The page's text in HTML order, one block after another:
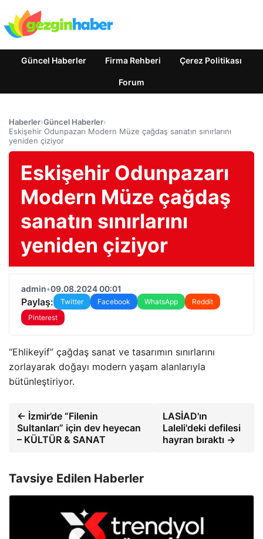
Güncel Haberler Firma Rehberi Çerez Politikası
Forum
Haberler›Güncel Haberler›
Eskişehir Odunpazarı Modern Müze çağdaş sanatın sınırlarını
yeniden çiziyor
Eskişehir Odunpazarı
Modern Müze çağdaş
sanatın sınırlarını
yeniden çiziyor
admin•09.08.2024 00:01
Paylaş: Twitter Facebook WhatsApp
Reddit
Pinterest
“Ehlikeyif” çağdaş sanat ve tasarımın sınırlarını
zorlayarak doğayı modern yaşam alanlarıyla
bütünleştiriyor.
← İzmir’de “Filenin
Sultanları” için dev heyecan
– KÜLTÜR & SANAT
LASİAD'ın
Laleli'deki defilesi
hayran bıraktı →
Tavsiye Edilen Haberler